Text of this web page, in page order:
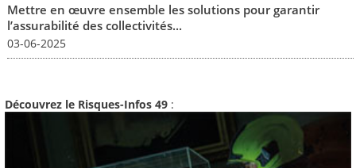
Mettre en œuvre ensemble les solutions pour garantir
l’assurabilité des collectivités...
03-06-2025
Découvrez le Risques-Infos 49 :